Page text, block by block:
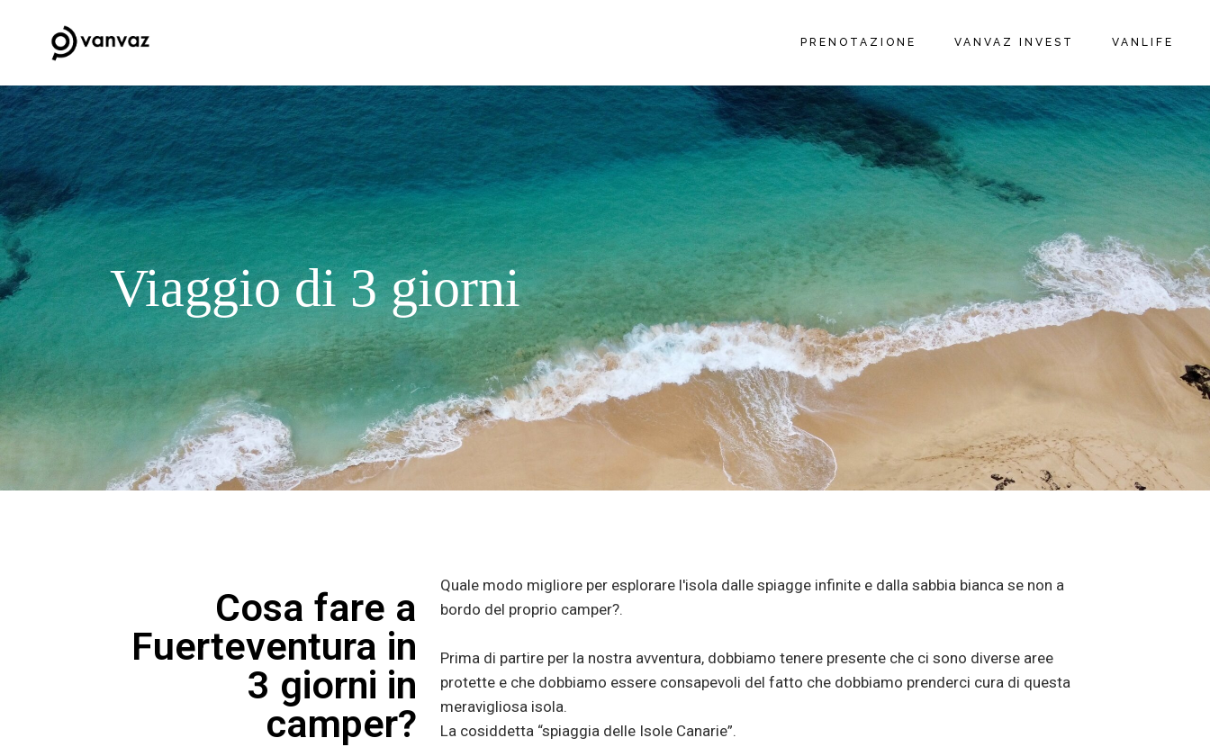
PRENOTAZIONE VANVAZ INVEST VANLIFE
Viaggio di 3 giorni
Cosa fare a
Fuerteventura in
3 giorni in
camper?
Quale modo migliore per esplorare l'isola dalle spiagge infinite e dalla sabbia bianca se non a
bordo del proprio camper?.
Prima di partire per la nostra avventura, dobbiamo tenere presente che ci sono diverse aree
protette e che dobbiamo essere consapevoli del fatto che dobbiamo prenderci cura di questa
meravigliosa isola.
La cosiddetta “spiaggia delle Isole Canarie”.